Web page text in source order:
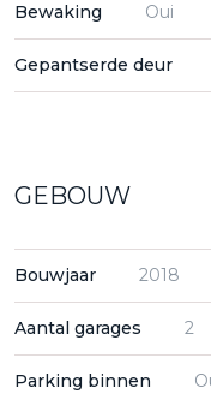
Bewaking Oui
Gepantserde deur
GEBOUW
Bouwjaar 2018
Aantal garages 2
Parking binnen